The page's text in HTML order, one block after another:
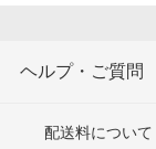
ヘルプ・ご質問
配送料について